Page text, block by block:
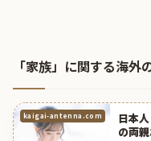
「家族」に関する海外
kaigai-antenna.com
日本
の両